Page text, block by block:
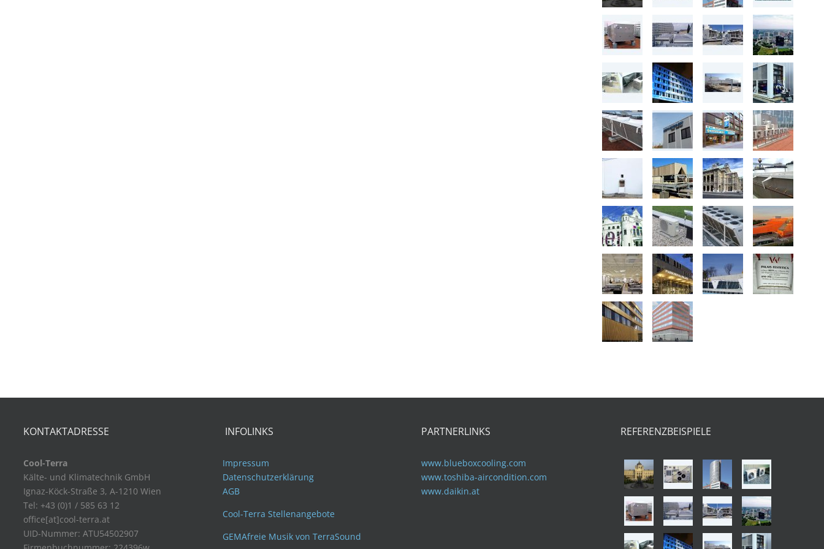
KONTAKTADRESSE
Cool-Terra
Kälte- und Klimatechnik GmbH
Ignaz-Köck-Straße 3, A-1210 Wien
Tel: +43 (0)1 / 585 63 12
office[at]cool-terra.at
UID-Nummer: ATU54502907
INFOLINKS
Impressum
Datenschutzerklärung
AGB
Cool-Terra Stellenangebote
GEMAfreie Musik von TerraSound
PARTNERLINKS
www.blueboxcooling.com
www.toshiba-aircondition.com
www.daikin.at
REFERENZBEISPIELE